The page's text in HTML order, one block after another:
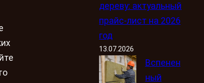
дереву: актуальный
прайс-лист на 2026
год
13.07.2026
Вспенен
ный